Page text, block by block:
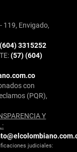
119, Envigado,
3315252
(57) (604)
con
(PQR),
Y
judiciales: